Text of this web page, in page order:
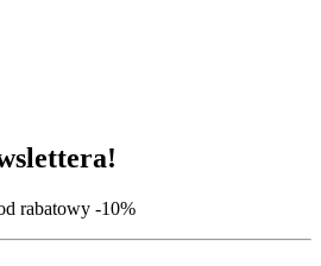
rabatowy -10%